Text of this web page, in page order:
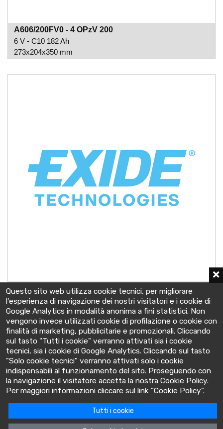
A606/200FV0 - 4 OPzV 200
6 V - C10 182 Ah
273x204x350 mm
A602/1010FV0 - 8 OPzV 800
2 V - C10 998 Ah
212x193x690 mm
BatteryClinic
Via Cooperativa lime, 14 - 10095 - Grugliasco (TO) Italia
P.IVA: 10618480015
Questo sito web utilizza cookie tecnici, per migliorare
l'esperienza di navigazione dei nostri visitatori e i cookie di
Google Analytics in modalità anonima a fini statistici. Non
vengono invece utilizzati cookie di profilazione o cookie con
finalità di marketing, pubblicitarie e promozionali. Cliccando
sul tasto "Tutti i cookie" verranno attivati sia i cookie
tecnici, sia i cookie di Google Analytics. Cliccando sul tasto
"Solo cookie tecnici" verranno attivati solo i cookie
indispensabili al funzionamento del sito. Proseguendo con
la navigazione il visitatore accetta la nostra Cookie Policy.
Per maggiori informazioni cliccare sul link "Cookie Policy".
Tutti i cookie